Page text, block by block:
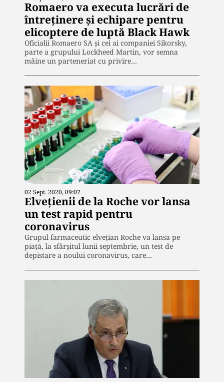
Romaero va executa lucrări de
întreținere și echipare pentru
elicoptere de luptă Black Hawk
Oficialii Romaero SA și cei ai companiei Sikorsky,
parte a grupului Lockheed Martin, vor semna
mâine un parteneriat cu privire…
02 Sept. 2020, 09:07
Elvețienii de la Roche vor lansa
un test rapid pentru
coronavirus
Grupul farmaceutic elveţian Roche va lansa pe
piață, la sfârşitul lunii septembrie, un test de
depistare a noului coronavirus, care…